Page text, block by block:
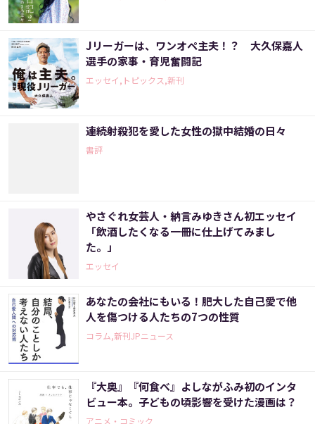
Jリーガーは、ワンオペ主夫！？ 大久保嘉人
選手の家事・育児奮闘記
エッセイ,トピックス,新刊
連続射殺犯を愛した女性の獄中結婚の日々
書評
やさぐれ女芸人・納言みゆきさん初エッセイ
「飲酒したくなる一冊に仕上げてみまし
た。」
エッセイ
あなたの会社にもいる！肥大した自己愛で他
人を傷つける人たちの7つの性質
コラム,新刊JPニュース
『大奥』『何食べ』よしながふみ初のインタ
ビュー本。子どもの頃影響を受けた漫画は？
アニメ・コミック